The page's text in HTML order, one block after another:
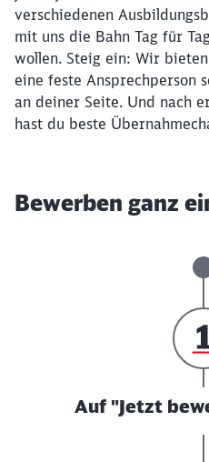
verschiedenen
mit uns die Bahn Tag für
wollen. Steig ein: Wir
eine feste Ansprechperson
an deiner Seite. Und nach
hast du beste
Bewerben ganz
Auf "Jetzt